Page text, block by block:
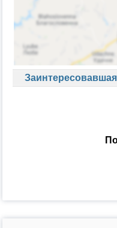
Заинтересовавшая